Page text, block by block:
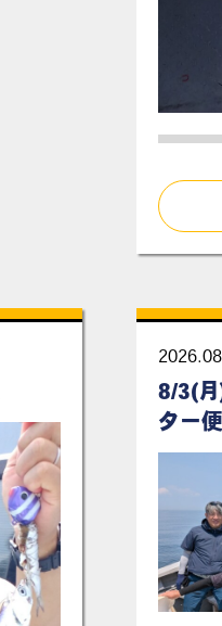
8/3(
ター